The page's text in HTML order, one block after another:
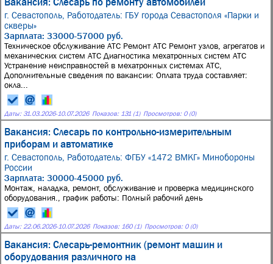
г. Севастополь, Работодатель: ГБУ города Севастополя «Парки и
скверы»
Зарплата: 33000-57000 руб.
Техническое обслуживание АТС Ремонт АТС Ремонт узлов, агрегатов и
механических систем АТС Диагностика мехатронных систем АТС
Устранение неисправностей в мехатронных системах АТС,
Дополнительные сведения по вакансии: Оплата труда составляет:
окла...
Даты: 31.03.2026-10.07.2026 Показов: 131 (1) Просмотров: 0 (0)
Вакансия: Слесарь по контрольно-измерительным
приборам и автоматике
г. Севастополь, Работодатель: ФГБУ «1472 ВМКГ» Минобороны
России
Зарплата: 30000-45000 руб.
Монтаж, наладка, ремонт, обслуживание и проверка медицинского
оборудования., график работы: Полный рабочий день
Даты: 22.06.2026-10.07.2026 Показов: 160 (1) Просмотров: 0 (0)
Вакансия: Слесарь-ремонтник (ремонт машин и
оборудования различного на